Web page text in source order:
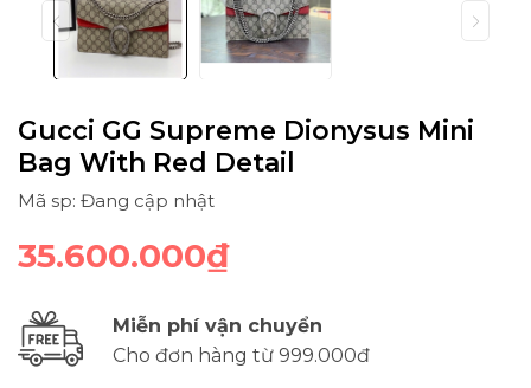
Gucci GG Supreme Dionysus Mini
Bag With Red Detail
Mã sp: Đang cập nhật
35.600.000₫
Miễn phí vận chuyển
Cho đơn hàng từ 999.000đ